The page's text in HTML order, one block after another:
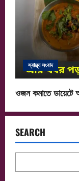
স্বাস্থ্য সংবাদ
ওজন কমাতে ডায়েটে
SEARCH